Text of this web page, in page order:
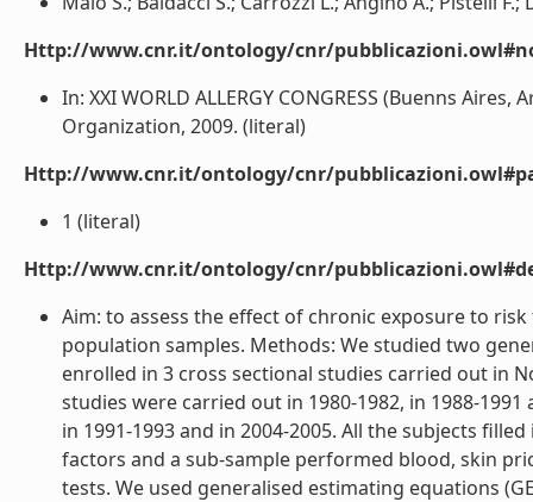
Http://www.cnr.it/ontology/cnr/
In: XXI WORLD ALLERGY CONGRESS (Buenns
Organization, 2009. (literal)
Http://www.cnr.it/ontology/cnr/
1 (literal)
Http://www.cnr.it/ontology/cnr/
Aim: to assess the effect of chronic exposure to
population samples. Methods: We studied two
enrolled in 3 cross sectional studies carried out in
studies were carried out in 1980-1982, in 1988-
in 1991-1993 and in 2004-2005. All the subjects
factors and a sub-sample performed blood, skin
tests. We used generalised estimating equations